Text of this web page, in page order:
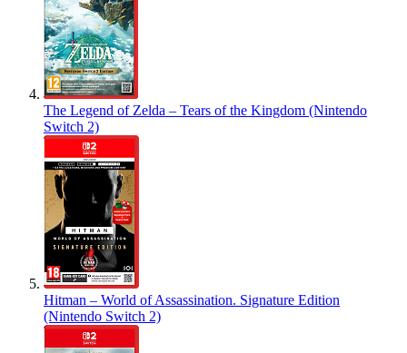
The Legend of Zelda – Tears of the Kingdom (Nintendo
Switch 2)
Hitman – World of Assassination. Signature Edition
(Nintendo Switch 2)